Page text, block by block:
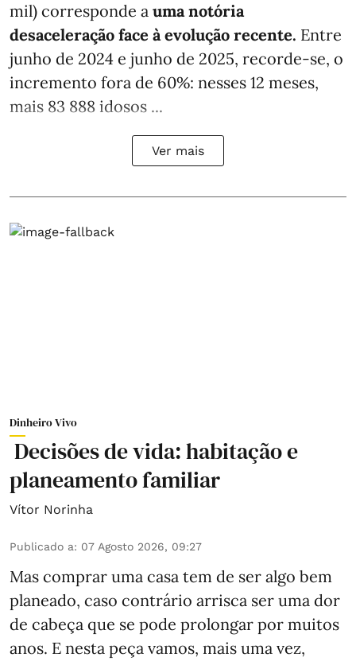
mil) corresponde a uma notória
desaceleração face à evolução recente. Entre
junho de 2024 e junho de 2025, recorde-se, o
incremento fora de 60%: nesses 12 meses,
mais 83 888 idosos ...
Ver mais
Dinheiro Vivo
Decisões de vida: habitação e
planeamento familiar
Vítor Norinha
Publicado a: 07 Agosto 2026, 09:27
Mas comprar uma casa tem de ser algo bem
planeado, caso contrário arrisca ser uma dor
de cabeça que se pode prolongar por muitos
anos. E nesta peça vamos, mais uma vez,